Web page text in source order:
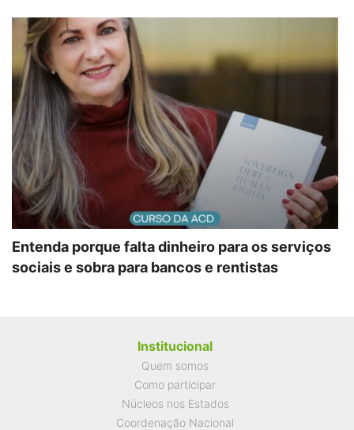
Entenda porque falta dinheiro para os serviços
sociais e sobra para bancos e rentistas
Institucional
Quem somos
Como participar
Núcleos nos Estados
Coordenação Nacional